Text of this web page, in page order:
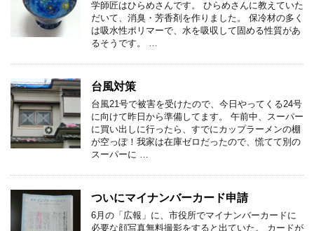
学師匠はひらめさんです。 ひらめさんに教えていた
だいて、消臭・芳香剤を作りました。 保冷材の多く
は吸水性ポリマーで、水を吸収して固める性質があ
るそうです。 …
台風対策
台風21号で被害を受けたので、今日やってくる24号
に向けて昨日から準備してます。 午前中、スーパー
に買い出しに行ったら、すでにカップラーメンの棚
が空っぽ！我家は在庫ゼロだったので、慌てて別の
スーパーに …
ついにマイナンバーカード申請
6月の「広報」に、市役所でマイナンバーカードに
必要な顔写真無料撮影をすると出ていた。 カードが